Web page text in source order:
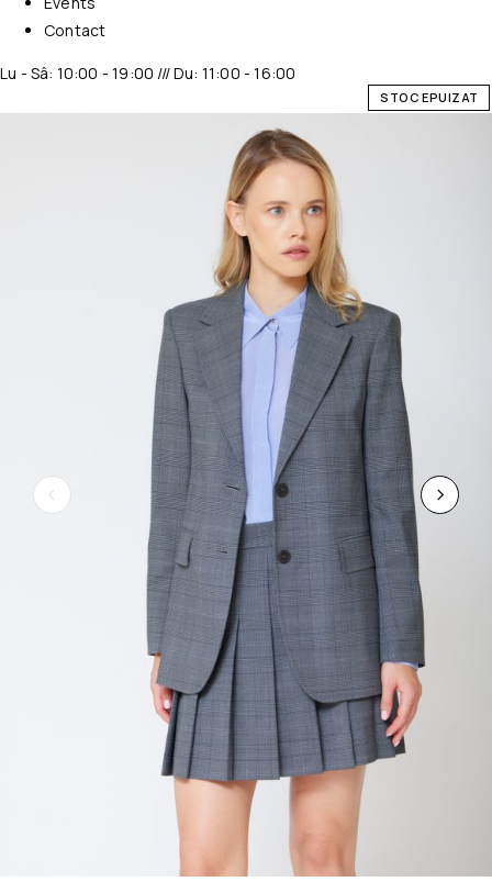
Contact
Lu - Sâ: 10:00 - 19:00 /// Du: 11:00 - 16:00
STOC EPUIZAT